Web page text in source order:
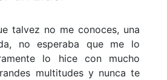
talvez no me conoces, una
no esperaba que me lo
lo hice con mucho
multitudes y nunca te